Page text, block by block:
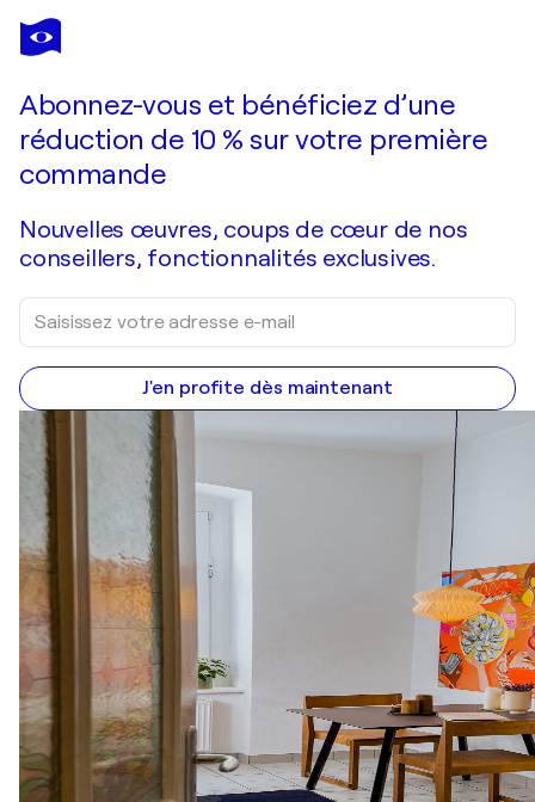
FANOU MONTEL
Silence minéral
Abonnez-vous et bénéficiez d’une
réduction de 10 % sur votre première
commande
Nouvelles œuvres, coups de cœur de nos
conseillers, fonctionnalités exclusives.
J'en profite dès maintenant